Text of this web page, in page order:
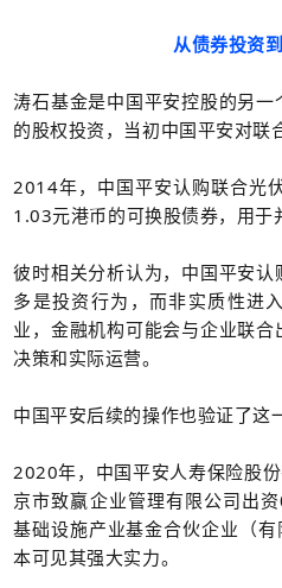
从债券投资
涛石基金是中国平安控股的另
的股权投资，当初中国平安对联
2014年，中国平安认购联合光
1.03元港币的可换股债券，用于
彼时相关分析认为，中国平安
多是投资行为，而非实质性进
业，金融机构可能会与企业联合
决策和实际运营。
中国平安后续的操作也验证了这
2020年，中国平安人寿保险股
京市致赢企业管理有限公司出
基础设施产业基金合伙企业（
本可见其强大实力。